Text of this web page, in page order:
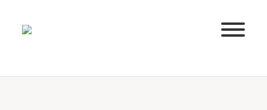
Huvudnavigering